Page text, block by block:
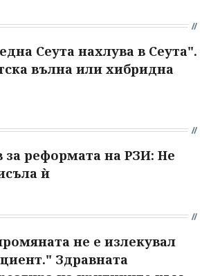
Сеута нахлува в Сеута".
вълна или хибридна
за реформата на РЗИ: Не
ѝ
не е излекувал
Здравната